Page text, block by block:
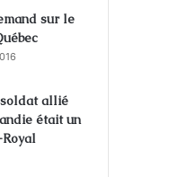
sur le
allié
était un